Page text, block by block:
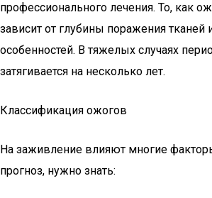
профессионального лечения. То, как
зависит от глубины поражения тканей
особенностей. В тяжелых случаях
затягивается на несколько лет.
Классификация ожогов
На заживление влияют многие
прогноз, нужно знать: